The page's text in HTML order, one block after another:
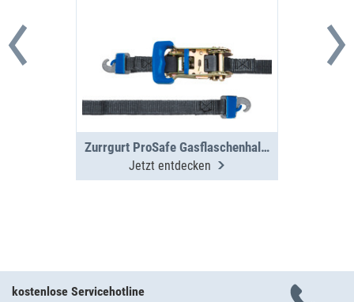
Zurrgurt ProSafe Gasflaschenhalterung 0,77m, 400daN
Jetzt entdecken
kostenlose Servicehotline